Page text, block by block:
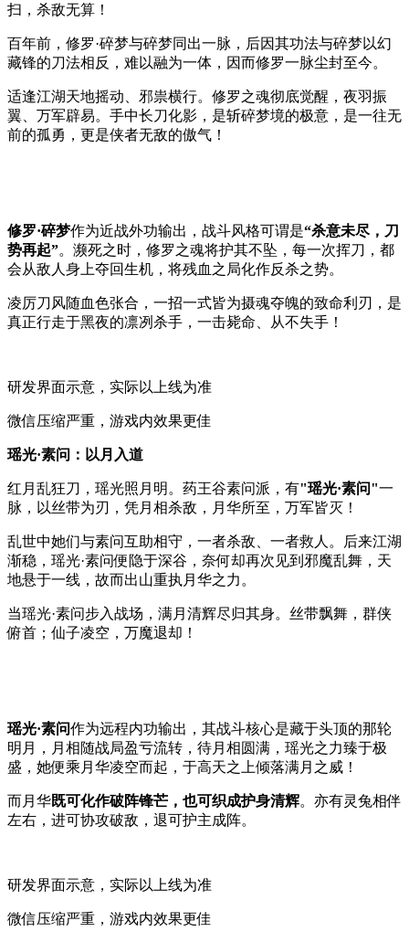
扫，杀敌无算！
百年前，修罗·碎梦与碎梦同出一脉，后因其功法与碎梦以幻
藏锋的刀法相反，难以融为一体，因而修罗一脉尘封至今。
适逢江湖天地摇动、邪祟横行。修罗之魂彻底觉醒，夜羽振
翼、万军辟易。手中长刀化影，是斩碎梦境的极意，是一往无
前的孤勇，更是侠者无敌的傲气！
修罗·碎梦作为近战外功输出，战斗风格可谓是“杀意未尽，刀
势再起”。濒死之时，修罗之魂将护其不坠，每一次挥刀，都
会从敌人身上夺回生机，将残血之局化作反杀之势。
凌厉刀风随血色张合，一招一式皆为摄魂夺魄的致命利刃，是
真正行走于黑夜的凛冽杀手，一击毙命、从不失手！
研发界面示意，实际以上线为准
微信压缩严重，游戏内效果更佳
瑶光·素问：以月入道
红月乱狂刀，瑶光照月明。药王谷素问派，有"瑶光·素问"一
脉，以丝带为刃，凭月相杀敌，月华所至，万军皆灭！
乱世中她们与素问互助相守，一者杀敌、一者救人。后来江湖
渐稳，瑶光·素问便隐于深谷，奈何却再次见到邪魔乱舞，天
地悬于一线，故而出山重执月华之力。
当瑶光·素问步入战场，满月清辉尽归其身。丝带飘舞，群侠
俯首；仙子凌空，万魔退却！
瑶光·素问作为远程内功输出，其战斗核心是藏于头顶的那轮
明月，月相随战局盈亏流转，待月相圆满，瑶光之力臻于极
盛，她便乘月华凌空而起，于高天之上倾落满月之威！
而月华既可化作破阵锋芒，也可织成护身清辉。亦有灵兔相伴
左右，进可协攻破敌，退可护主成阵。
研发界面示意，实际以上线为准
微信压缩严重，游戏内效果更佳